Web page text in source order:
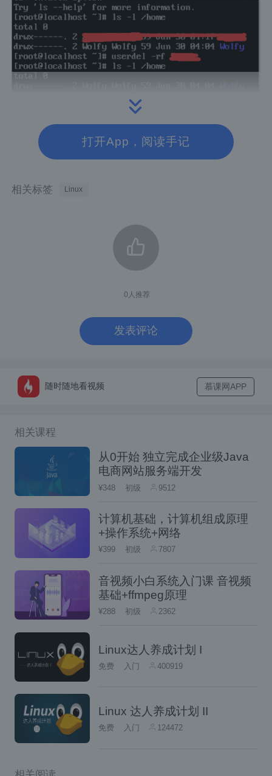
为用户Wolfy添加开机密码
好了新的用户已经建好。
可以通过tail -3 /etc/passwd查看passwd文件
切换用户
用新建的用户登录到系统，su这里的意思是切
换用户，命令su – Wolfy的意思是从root用户
切换到Wolfy用户，root用户的权限很大，直
接进入Wolfy用户，不需要密码直接登陆到系
统，这时候我们发现root@localhost变成为W
olfy@localhost，表示切换成功。
打开App，阅读手记
相关标签 Linux
0 人推荐
发表评论
随时随地看视频 慕课网APP
相关课程
从0开始 独立完成企业级Java
电商网站服务端开发
¥348 初级 9512
计算机基础，计算机组成原理
+操作系统+网络
¥399 初级 7807
音视频小白系统入门课 音视频
基础+ffmpeg原理
¥288 初级 2362
Linux达人养成计划 I
免费 入门 400919
Linux 达人养成计划 II
免费 入门 124472